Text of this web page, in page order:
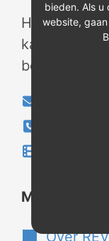
Heeft u
kantooruren
bekijk onze
Meer over
Over REV
bieden. Als
website,